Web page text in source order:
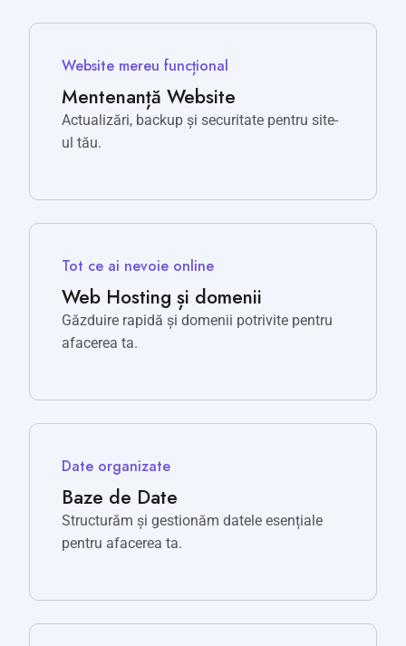
Website mereu funcțional
Mentenanță Website
Actualizări, backup și securitate pentru site-
ul tău.
Tot ce ai nevoie online
Web Hosting și domenii
Găzduire rapidă și domenii potrivite pentru
afacerea ta.
Date organizate
Baze de Date
Structurăm și gestionăm datele esențiale
pentru afacerea ta.